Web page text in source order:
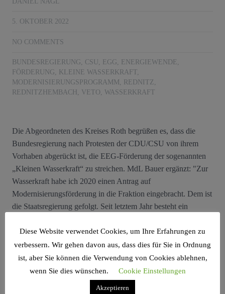
5. OKTOBER 2022
NO COMMENTS
BUNDESREGIERUNG, CSU, EGG, ENERGIEWENDE,
FÖRDERUNG, KLEINE WASSERKRAFT,
MODERNISIERUNGSPROGRAMM , REDNITZ,
REDNITZHEMBACH , VETO, WASSERKRAFT
Die Abgeordneten des Kreises Roth begrüßen es, dass die
Bundesregierung nach Protesten der CDU/CSU von ihrem
Vorhaben abgerückt ist, die EEG-Förderung der sogenannten
„Kleinen Wasserkraft“ zu streichen. MdL Bauer ergänzt: "Zur
Wasserkraft habe ich 2020 einen Antrag auf
Modernisierungsförderung in die Fraktion eingebracht. Dem ist
die Staatsregierung gefolgt. Seit letztem Jahr besteht ein
Search Sidebar Widget Area
Diese Website verwendet Cookies, um Ihre Erfahrungen zu
verbessern. Wir gehen davon aus, dass dies für Sie in Ordnung
ist, aber Sie können die Verwendung von Cookies ablehnen,
wenn Sie dies wünschen.
Cookie Einstellungen
Akzeptieren